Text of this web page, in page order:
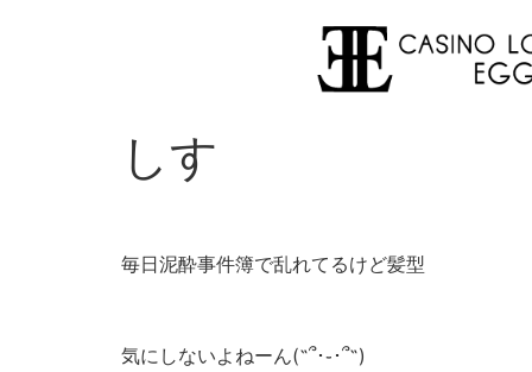
しす
毎日泥酔事件簿で乱れてるけど髪型
気にしないよねーん(˶՞･֊･՞˶)